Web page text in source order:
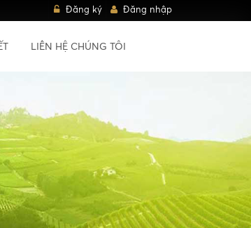
Đăng ký Đăng nhập
LIÊN HỆ CHÚNG TÔI